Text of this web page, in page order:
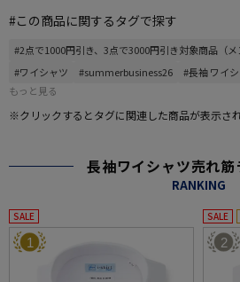
#この商品に関するタグで探す
#2点で1000円引き、3点で3000円引き対象商品（メ
#ワイシャツ
#summerbusiness26 #長袖 ワイ
もっと見る
※クリックするとタグに関連した商品が表示され
長袖ワイシャツ売れ
RANKING
SALE
1
SALE
2